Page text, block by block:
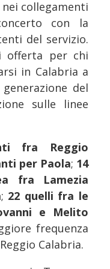
collegamenti
con la
del servizio.
offerta per chi
in Calabria a
del
sulle linee
fra Reggio
per Paola; 14
fra Lamezia
; 22 quelli fra le
e Melito
frequenza
Calabria.